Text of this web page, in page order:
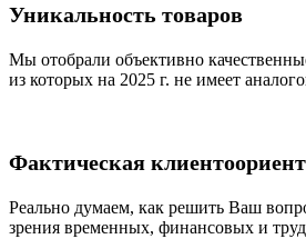
Уникальность товаров
Мы отобрали объективно
из которых на 2025 г. не имеет
Фактическая
Реально думаем, как решить Ваш
зрения временных, финансовых и